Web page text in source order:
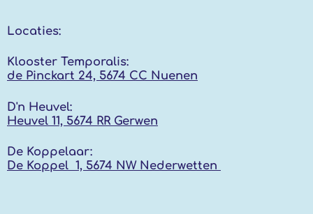
Locaties:
Klooster Temporalis:
de Pinckart 24, 5674 CC Nuenen
D'n Heuvel:
Heuvel 11, 5674 RR Gerwen
De Koppelaar:
De Koppel 1, 5674 NW Nederwetten